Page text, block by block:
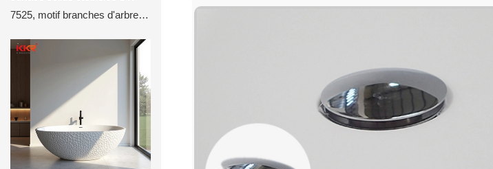
7525, motif branches d'arbre